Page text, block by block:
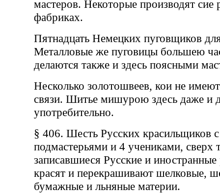
мастеров. Некоторые производят сие
фабриках.
Пятнадцать Немецких пуговщиков
Металловые же пуговицы большею
делаются также и здесь поясными
Несколько золотошвеев, кои не
связи. Шитье мишурою здесь даже и
употребительно.
§ 406. Шесть Русских красильщиков
подмастерьями и 4 учениками, сверх
записавшиеся Русские и
красят и перекрашивают шелковые,
бумажные и льняные материи.